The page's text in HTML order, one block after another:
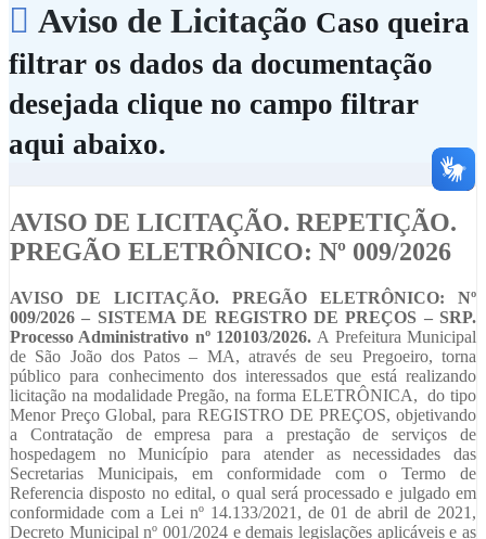
Aviso de Licitação Caso queira
filtrar os dados da documentação
desejada clique no campo filtrar
aqui abaixo.
AVISO DE LICITAÇÃO. REPETIÇÃO.
PREGÃO ELETRÔNICO: Nº 009/2026
AVISO DE LICITAÇÃO. PREGÃO ELETRÔNICO: Nº
009/2026 – SISTEMA DE REGISTRO DE PREÇOS – SRP.
Processo Administrativo nº 120103/2026. A Prefeitura Municipal
de São João dos Patos – MA, através de seu Pregoeiro, torna
público para conhecimento dos interessados que está realizando
licitação na modalidade Pregão, na forma ELETRÔNICA, do tipo
Menor Preço Global, para REGISTRO DE PREÇOS, objetivando
a Contratação de empresa para a prestação de serviços de
hospedagem no Município para atender as necessidades das
Secretarias Municipais, em conformidade com o Termo de
Referencia disposto no edital, o qual será processado e julgado em
conformidade com a Lei nº 14.133/2021, de 01 de abril de 2021,
Decreto Municipal nº 001/2024 e demais legislações aplicáveis e as